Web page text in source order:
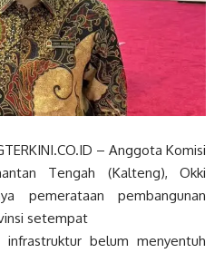
– Anggota Komisi
Tengah (Kalteng), Okki
pemerataan pembangunan
setempat
infrastruktur belum menyentuh